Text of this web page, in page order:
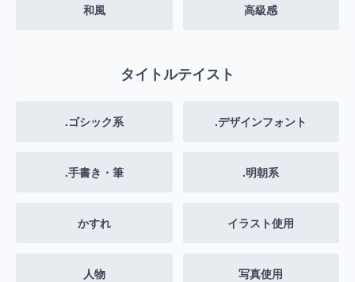
和風 高級感
タイトルテイスト
.ゴシック系 .デザインフォント
.手書き・筆 .明朝系
かすれ イラスト使用
人物 写真使用